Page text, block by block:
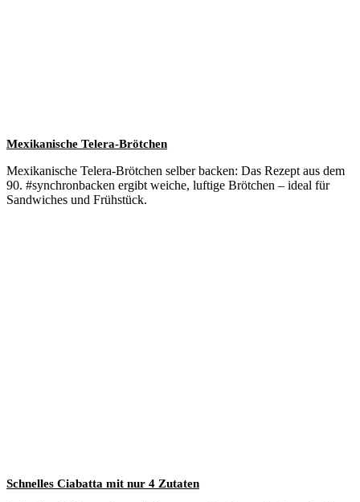
Mexikanische Telera-Brötchen
Mexikanische Telera-Brötchen selber backen: Das Rezept aus dem
90. #synchronbacken ergibt weiche, luftige Brötchen – ideal für
Sandwiches und Frühstück.
Schnelles Ciabatta mit nur 4 Zutaten